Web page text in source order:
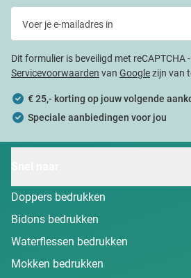
Dit formulier is beveiligd met reCAPTCHA
Servicevoorwaarden van Googlezijn van
€ 25,- korting op jouw volgende
Speciale aanbiedingen voor jou
Doppers bedrukken
Bidons bedrukken
Waterflessen bedrukken
Mokken bedrukken